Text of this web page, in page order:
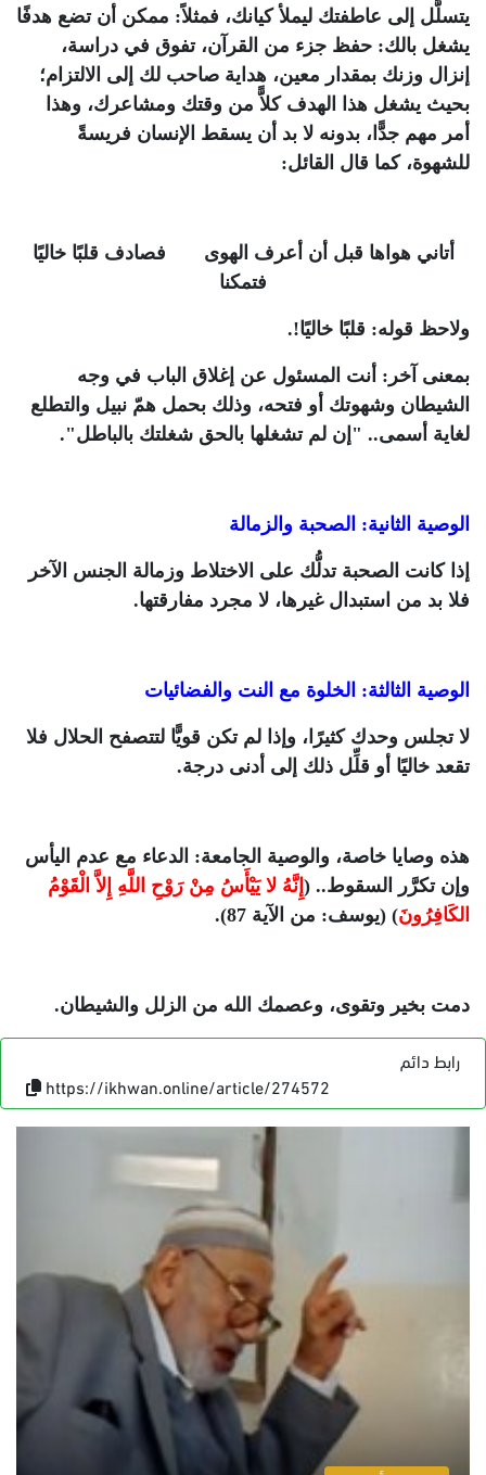
يتسلَّل إلى عاطفتك ليملأ كيانك، فمثلاً: ممكن أن تضع هدفًا
يشغل بالك: حفظ جزء من القرآن، تفوق في دراسة،
إنزال وزنك بمقدار معين، هداية صاحب لك إلى الالتزام؛
بحيث يشغل هذا الهدف كلاًّ من وقتك ومشاعرك، وهذا
أمر مهم جدًّا، بدونه لا بد أن يسقط الإنسان فريسةً
للشهوة، كما قال القائل:
أتاني هواها قبل أن أعرف الهوى فصادف قلبًا خاليًا
فتمكنا
ولاحظ قوله: قلبًا خاليًا!.
بمعنى آخر: أنت المسئول عن إغلاق الباب في وجه
الشيطان وشهوتك أو فتحه، وذلك بحمل همّ نبيل والتطلع
لغاية أسمى.. "إن لم تشغلها بالحق شغلتك بالباطل".
الوصية الثانية: الصحبة والزمالة
إذا كانت الصحبة تدلُّك على الاختلاط وزمالة الجنس الآخر
فلا بد من استبدال غيرها، لا مجرد مفارقتها.
الوصية الثالثة: الخلوة مع النت والفضائيات
لا تجلس وحدك كثيرًا، وإذا لم تكن قويًّا لتتصفح الحلال فلا
تقعد خاليًا أو قلِّل ذلك إلى أدنى درجة.
هذه وصايا خاصة، والوصية الجامعة: الدعاء مع عدم اليأس
وإن تكرَّر السقوط.. ( إِنَّهُ لا يَيْأَسُ مِنْ رَوْحِ اللَّهِ إِلاَّ الْقَوْمُ
الكَافِرُونَ) (يوسف: من الآية 87).
دمت بخير وتقوى، وعصمك الله من الزلل والشيطان.
رابط دائم
https://ikhwan.online/article/274572